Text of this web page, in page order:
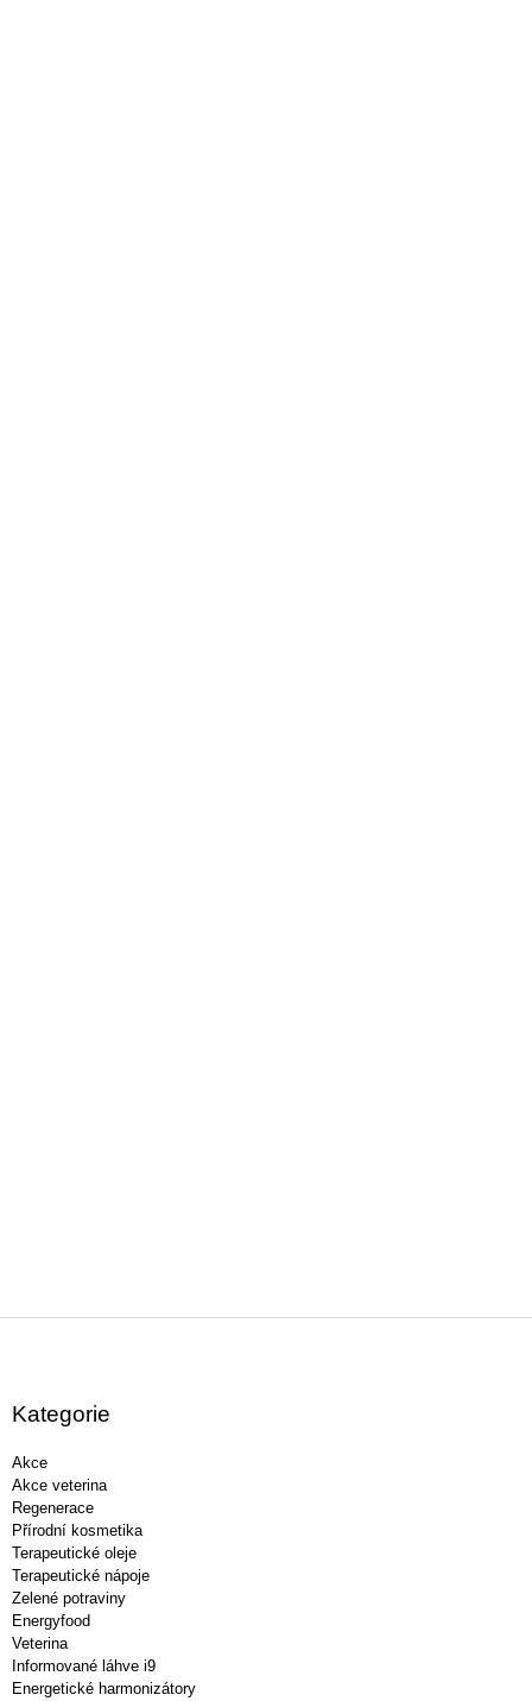
Kategorie
Akce
Akce veterina
Regenerace
Přírodní kosmetika
Terapeutické oleje
Terapeutické nápoje
Zelené potraviny
Energyfood
Veterina
Informované láhve i9
Energetické harmonizátory